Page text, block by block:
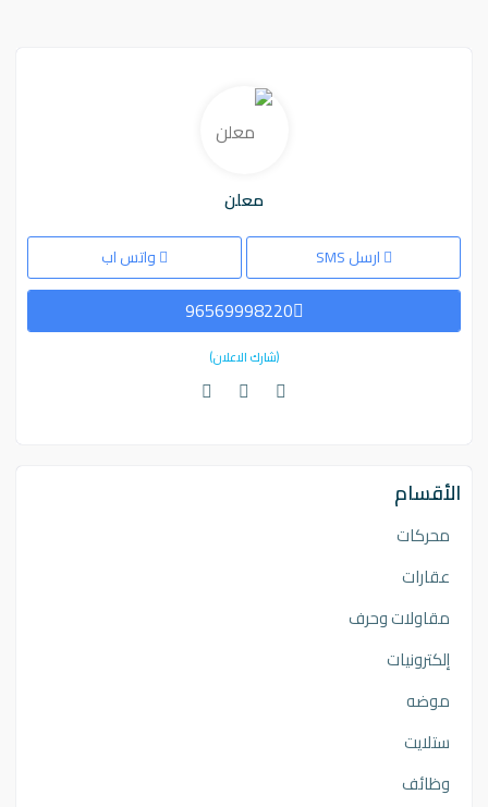
معلن
ارسل SMS واتس اب
96569998220
(شارك الاعلان)
الأقسام
محركات
عقارات
مقاولات وحرف
إلكترونيات
موضه
ستلايت
وظائف